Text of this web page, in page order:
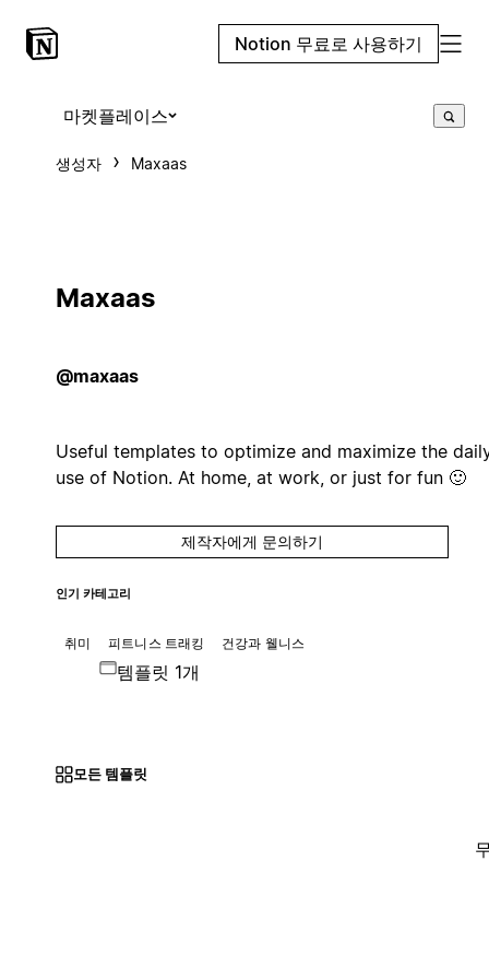
Notion 무료로 사용하기
마켓플레이스
생성자 Maxaas
Maxaas
@maxaas
Useful templates to optimize and maximize the
use of Notion. At home, at work, or just for fun 🙂
제작자에게 문의하기
인기 카테고리
취미 피트니스 트래킹 건강과 웰니스
템플릿 1개
모든 템플릿